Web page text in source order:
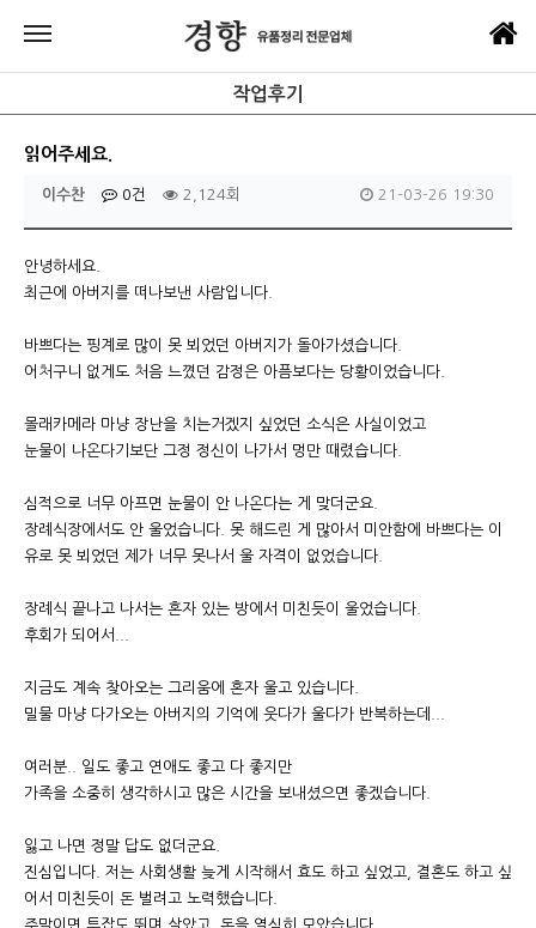
작업후기
읽어주세요.
이수찬 0건 2,124회 21-03-26 19:30
안녕하세요.
최근에 아버지를 떠나보낸 사람입니다.
바쁘다는 핑계로 많이 못 뵈었던 아버지가 돌아가셨습니다.
어처구니 없게도 처음 느꼈던 감정은 아픔보다는 당황이었습니다.
몰래카메라 마냥 장난을 치는거겠지 싶었던 소식은 사실이었고
눈물이 나온다기보단 그정 정신이 나가서 멍만 때렸습니다.
심적으로 너무 아프면 눈물이 안 나온다는 게 맞더군요.
장례식장에서도 안 울었습니다. 못 해드린 게 많아서 미안함에 바쁘다는 이
유로 못 뵈었던 제가 너무 못나서 울 자격이 없었습니다.
장례식 끝나고 나서는 혼자 있는 방에서 미친듯이 울었습니다.
후회가 되어서...
지금도 계속 찾아오는 그리움에 혼자 울고 있습니다.
밀물 마냥 다가오는 아버지의 기억에 웃다가 울다가 반복하는데...
여러분.. 일도 좋고 연애도 좋고 다 좋지만
가족을 소중히 생각하시고 많은 시간을 보내셨으면 좋겠습니다.
잃고 나면 정말 답도 없더군요.
진심입니다. 저는 사회생활 늦게 시작해서 효도 하고 싶었고, 결혼도 하고 싶
어서 미친듯이 돈 벌려고 노력했습니다.